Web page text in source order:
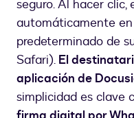
seguro. Al hacer
automáticamente
predeterminado de
Safari). El
aplicación de
simplicidad es clave